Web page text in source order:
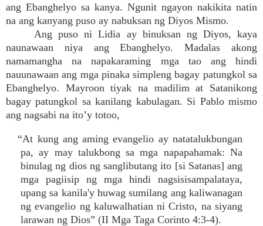
ang Ebanghelyo sa kanya. Ngunit ngayon nakikita natin
na ang kanyang puso ay nabuksan ng Diyos Mismo.
Ang puso ni Lidia ay binuksan ng Diyos, kaya
naunawaan niya ang Ebanghelyo. Madalas akong
namamangha na napakaraming mga tao ang hindi
nauunawaan ang mga pinaka simpleng bagay patungkol sa
Ebanghelyo. Mayroon tiyak na madilim at Satanikong
bagay patungkol sa kanilang kabulagan. Si Pablo mismo
ang nagsabi na ito’y totoo,
“At kung ang aming evangelio ay natatalukbungan
pa, ay may talukbong sa mga napapahamak: Na
binulag ng dios ng sanglibutang ito [si Satanas] ang
mga pagiisip ng mga hindi nagsisisampalataya,
upang sa kanila'y huwag sumilang ang kaliwanagan
ng evangelio ng kaluwalhatian ni Cristo, na siyang
larawan ng Dios” (II Mga Taga Corinto 4:3-4).